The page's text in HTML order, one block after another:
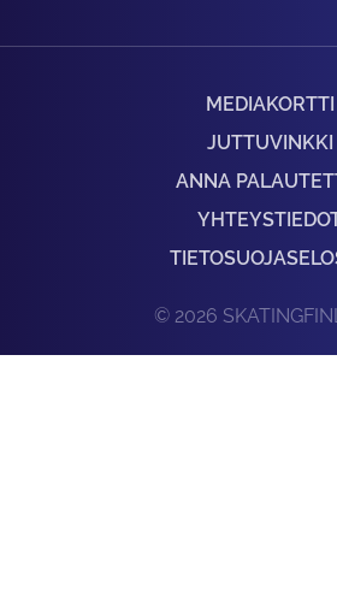
MEDIAKORTTI
JUTTUVINKKI
ANNA
© 2026